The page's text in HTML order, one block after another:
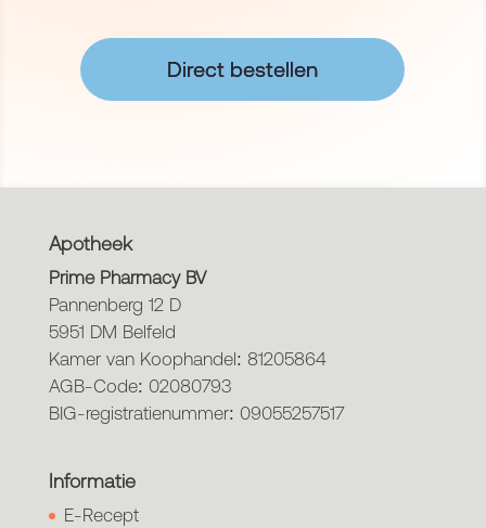
Direct bestellen
Apotheek
Prime Pharmacy BV
Pannenberg 12 D
5951 DM Belfeld
Kamer van Koophandel: 81205864
AGB-Code: 02080793
BIG-registratienummer: 09055257517
Informatie
E-Recept